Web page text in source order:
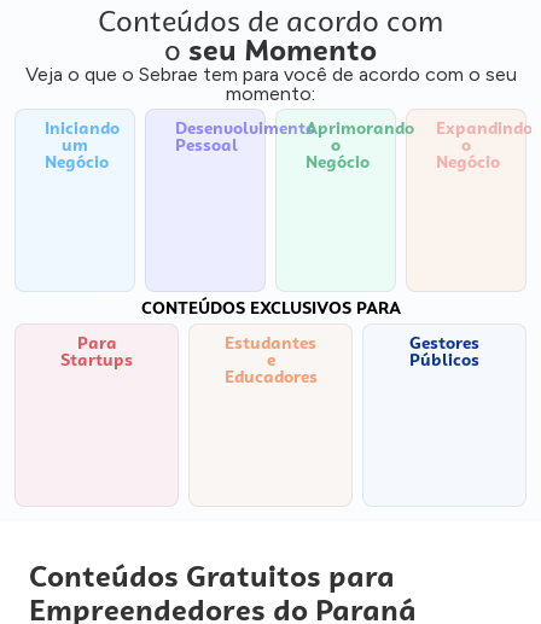
Conteúdos de acordo com
o seu Momento
Veja o que o Sebrae tem para você de acordo com o seu
momento:
Iniciando
um
Negócio
Desenvolvimento
Pessoal
Aprimorando
o
Negócio
Expandindo
o
Negócio
CONTEÚDOS EXCLUSIVOS PARA
Para
Startups
Estudantes
e
Educadores
Gestores
Públicos
Conteúdos Gratuitos para
Empreendedores do Paraná